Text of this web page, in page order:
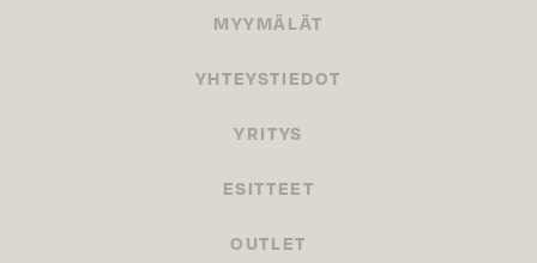
MYYMÄLÄT
YHTEYSTIEDOT
YRITYS
ESITTEET
OUTLET